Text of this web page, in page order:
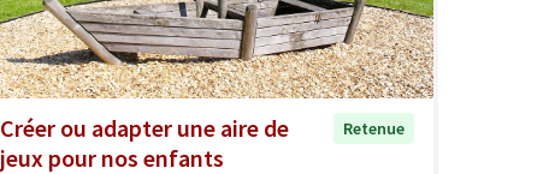
Créer ou adapter une aire de
jeux pour nos enfants
Retenue